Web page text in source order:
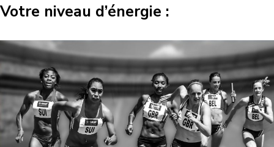
Votre niveau d’énergie :